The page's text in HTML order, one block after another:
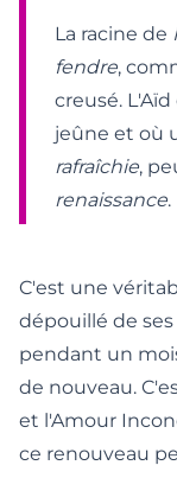
La racine de
fendre,
creusé.
jeûne et où
rafraîchie,
renaissance.
C'est une
dépouillé de
pendant un
de nouveau.
et l'Amour
ce renouveau